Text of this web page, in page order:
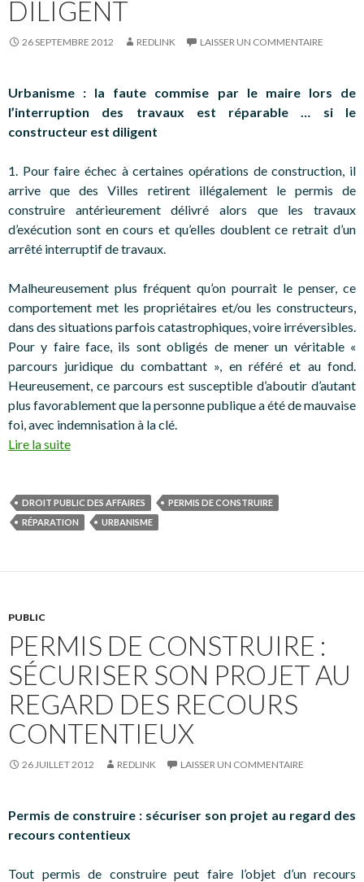
DILIGENT
26 SEPTEMBRE 2012 REDLINK LAISSER UN COMMENTAIRE
Urbanisme : la faute commise par le maire lors de
l’interruption des travaux est réparable … si le
constructeur est diligent
1. Pour faire échec à certaines opérations de construction, il
arrive que des Villes retirent illégalement le permis de
construire antérieurement délivré alors que les travaux
d’exécution sont en cours et qu’elles doublent ce retrait d’un
arrêté interruptif de travaux.
Malheureusement plus fréquent qu’on pourrait le penser, ce
comportement met les propriétaires et/ou les constructeurs,
dans des situations parfois catastrophiques, voire irréversibles.
Pour y faire face, ils sont obligés de mener un véritable «
parcours juridique du combattant », en référé et au fond.
Heureusement, ce parcours est susceptible d’aboutir d’autant
plus favorablement que la personne publique a été de mauvaise
foi, avec indemnisation à la clé.
Lire la suite
DROIT PUBLIC DES AFFAIRES
PERMIS DE CONSTRUIRE
RÉPARATION
URBANISME
PUBLIC
PERMIS DE CONSTRUIRE :
SÉCURISER SON PROJET AU
REGARD DES RECOURS
CONTENTIEUX
26 JUILLET 2012 REDLINK LAISSER UN COMMENTAIRE
Permis de construire : sécuriser son projet au regard des
recours contentieux
Tout permis de construire peut faire l’objet d’un recours